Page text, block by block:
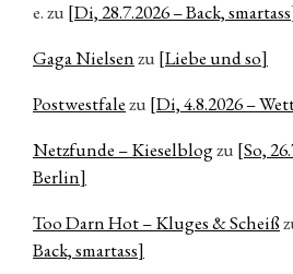
e.zu [Di, 28.7.2026 – Back,
Gaga Nielsenzu [Liebe und so]
Postwestfalezu [Di, 4.8.2026 –
Netzfunde – Kieselblogzu [So,
Berlin]
Too Darn Hot – Kluges & Scheiß
Back, smartass]